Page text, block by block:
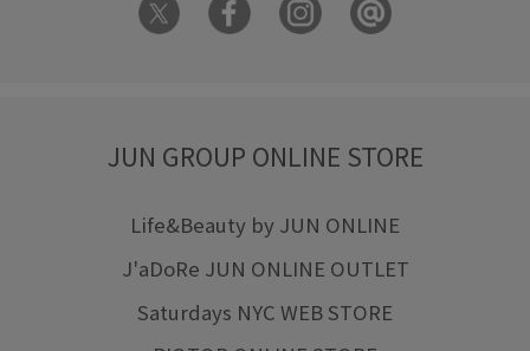
JUN GROUP ONLINE STORE
Life&Beauty by JUN ONLINE
J'aDoRe JUN ONLINE OUTLET
Saturdays NYC WEB STORE